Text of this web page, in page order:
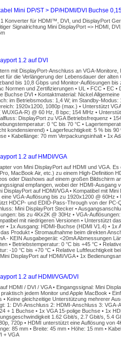
Mini DP/ST > DP/HDMI/DVI Buchse
Konverter für HDMI™, DVI, und DisplayPort
Signalrichtung Mini DisplayPort => HDMI,
1.2 auf DVI
mit DisplayPort-Anschluss an VGA-
für die Verlängerung der Lebensdauer der
bis 10,8 Gbps und Monitor-Auflösungen bis
Normen und Zertifizierungen • UL • FCC • EC
Buchse DVI • Kontaktmaterial: Nickel
im Betriebsmodus: 1,4 W; im Standby-
1920x1200, 1080p (max.) • Unterstützt
R) @ 60 Hz, 8 bpc; 154 MHz •
DisplayPort zu VGA Betriebsfrequenz •
0 °C bis 70 °C •
kondensierend) • Lagerfeuchtigkeit: 5 % bis
• Kabellänge: 70 mm Verpackungsinhalt • 1x
1.2 auf HMDI/VGA
von Mini DisplayPort auf HDMI und VGA.
MacBook Air, etc.) zu einem High-Definition
oder Diashows auf einem großen Bildschirm
empfangen, wobei der HDMI-Ausgang
DisplayPort auf HDMI/VGA • Kompatibel mit
VGA-Auflösung bis zu 1920x1200 @ 60Hz
HDCP- und EDID-Pass-Through von der
Mini DisplayPort Stecker •
bis zu 4Kx2K @ 30Hz • VGA-
mit niedrigeren Versionen • Unterstützt
• 1x Ausgang: HDMI-Buchse (HDMI V1.4) •
Produkt • Stromaufnahme beim direkten
- KEIN Ausgabegerät: <20mA Abmessungen
• Betriebstemperatur: 0 °C bis +45 °C •
-10 °C bis +70 °C • Relative Luftfeuchtigkeit
DisplayPort auf HDMI/VGA • 1x
1.2 auf HDMI/VGA/DVI
HDMI / DVI / VGA • Eingangssignal: Mini
jedem Monitor und Apple MacBook •
Keine gleichzeitige Unterstützung mehrerer
1: DVI-Anschluss 2: HDMI-Anschluss 3:
+ 1 Buchse • 1x VGA 15-polige Buchse • 1x
1.62 Gbit/s, 2.7 Gbit/s, 5.4
720p • HDMI unterstützt eine Auflösung von
85 mm • Breite: 45 mm • Höhe: 15 mm •
+ VGA